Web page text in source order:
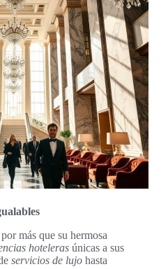
más que su hermosa
hoteleras únicas a sus
servicios de lujo hasta